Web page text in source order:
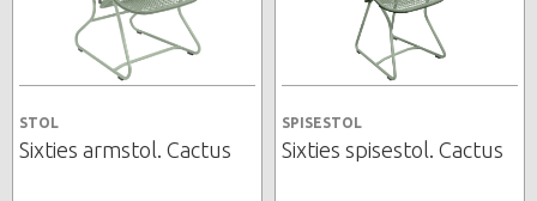
STOL
Sixties armstol. Cactus
SPISESTOL
Sixties spisestol. Cactus